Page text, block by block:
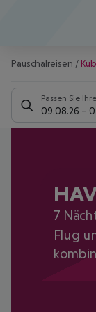
Pauschalreisen /
Passen Sie
09.08.26 –
7
Flug